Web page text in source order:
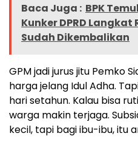
Baca Juga : BPK
Kunker DPRD
Sudah Dikembalikan
GPM jadi jurus jitu Pemko
harga jelang Idul Adha.
hari setahun. Kalau bisa
warga makin terjaga.
kecil, tapi bagi ibu-ibu, itu